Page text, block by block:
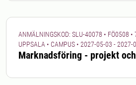
kontakt med kursledare eller
handledare om möjligheten
självständigt arbete vid en
Institutionen kan informera
praktiskt kring
ANMÄLNINGSKOD: SLU-40078 • FÖ0508 •
UPPSALA • CAMPUS • 2027-05-03 - 2027-
Marknadsföring - projekt